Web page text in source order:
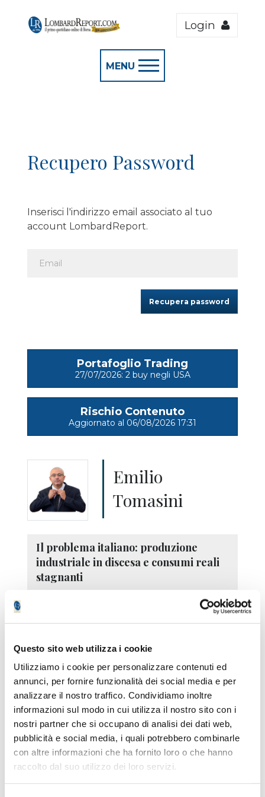
Questo sito web utilizza i cookie
Utilizziamo i cookie per personalizzare contenuti ed
annunci, per fornire funzionalità dei social media e per
analizzare il nostro traffico. Condividiamo inoltre
informazioni sul modo in cui utilizza il nostro sito con i
nostri partner che si occupano di analisi dei dati web,
pubblicità e social media, i quali potrebbero combinarle
con altre informazioni che ha fornito loro o che hanno
raccolto dal suo utilizzo dei loro servizi.
Login
MENU
Recupero Password
Inserisci l'indirizzo email associato al tuo
account LombardReport.
Portafoglio Trading
27/07/2026: 2 buy negli USA
Rischio Contenuto
Aggiornato al 06/08/2026 17:31
Emilio
Tomasini
Il problema italiano: produzione
industriale in discesa e consumi reali
stagnanti
La produzione industriale italiana scende,
2019
06/08/2026 -PORTAFOGLIO RISCHIO
CONTENUTO: un n...
06/08/2026 -PORTAFOGLIO RISCHIO
CONTENUTO: oro ...
06/08/2026 -S&P 500, quaranta sedute senza ...
04/08/2026 -Equity risk premium: perché ...
03/08/2026 - Settimana senza ordini ma anche
30/07/2026 -Calo di Borsa non significa la fine...